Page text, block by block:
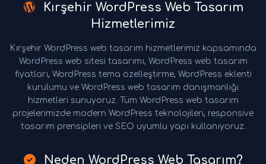
Kırşehir WordPress Web Tasarım
Hizmetlerimiz
Kırşehir WordPress web tasarım hizmetlerimiz kapsamında
WordPress web sitesi tasarımı, WordPress web tasarım
fiyatları, WordPress tema özelleştirme, WordPress eklenti
kurulumu ve WordPress web tasarım danışmanlığı
hizmetleri sunuyoruz. Tüm WordPress web tasarım
projelerimizde modern WordPress teknolojileri, responsive
tasarım prensipleri ve SEO uyumlu yapı kullanıyoruz.
Neden WordPress Web Tasarım?